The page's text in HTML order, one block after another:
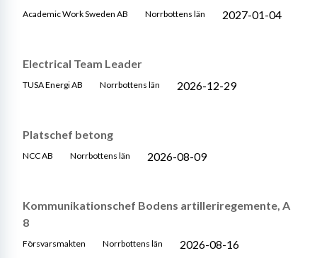
Academic Work Sweden AB Norrbottens län 2027-01-04
Electrical Team Leader
TUSA Energi AB Norrbottens län 2026-12-29
Platschef betong
NCC AB Norrbottens län 2026-08-09
Kommunikationschef Bodens artilleriregemente, A
8
Försvarsmakten Norrbottens län 2026-08-16